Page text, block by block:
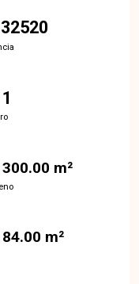
32520
1
300.00 m²
84.00 m²